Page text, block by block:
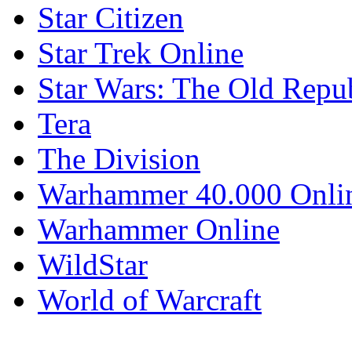
Star Citizen
Star Trek Online
Star Wars: The Old
Tera
The Division
Warhammer 40.000
Warhammer Online
WildStar
World of Warcraft